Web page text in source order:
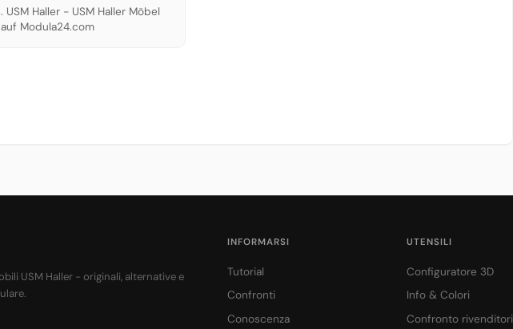
USM Haller - USM Haller Möbel
Modula24.com
USM Haller - originali, alternative e
INFORMARSI
Tutorial
Confronti
Conoscenza
UTENSILI
Configuratore 3D
Info & Colori
Confronto rivenditori